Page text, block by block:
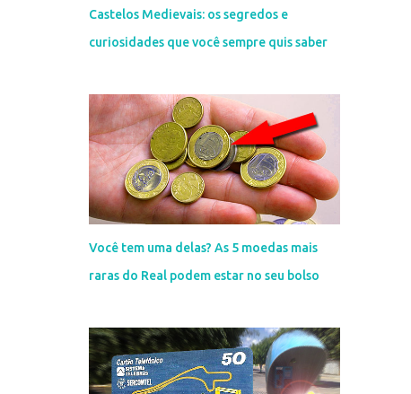
Castelos Medievais: os segredos e
curiosidades que você sempre quis saber
Você tem uma delas? As 5 moedas mais
raras do Real podem estar no seu bolso